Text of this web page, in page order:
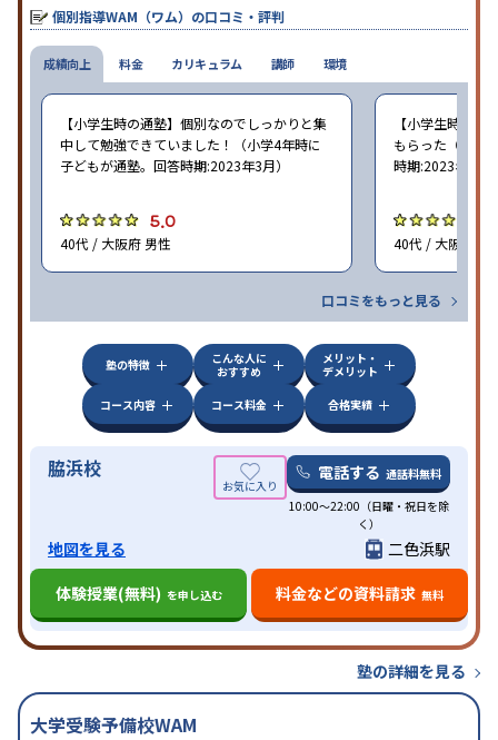
個別指導WAM（ワム）の口コミ・評判
成績向上
【小学生時の通塾】個別なのでしっかりと集
中して勉強できていました！（小学4年時に
子どもが通塾。回答時期:2023年3月）
5.0
40代 / 大阪府 男性
【小学生時の通
もらった（小学
時期:2023年3月
40代 / 大阪府 女
口コミをもっと見る
料金 カリキュラム 講師 環境
塾の特徴
こんな人に
おすすめ
メリット・
デメリット
コース内容
コース料金 合格実績
脇浜校 電話する 通話料無料
10:00～22:00（日曜・祝日を除
く）
地図を見る
二色浜駅
体験授業(無料) を申し込む 料金などの資料請求 無料
塾の詳細を見る
大学受験予備校WAM